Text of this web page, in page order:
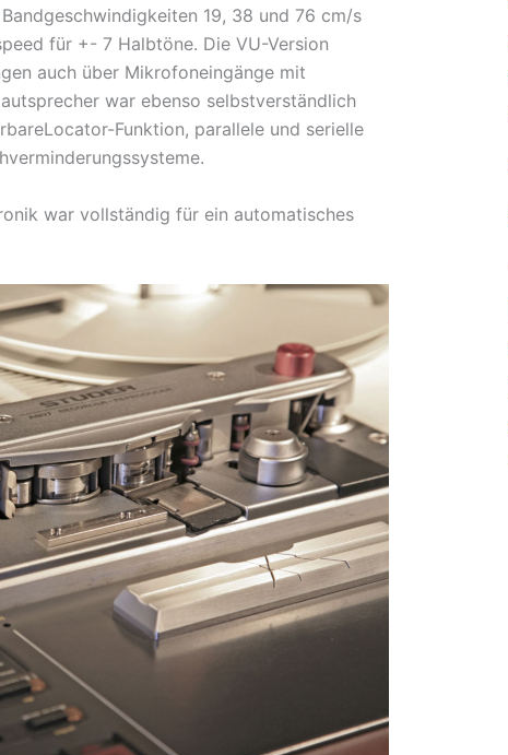
19, 38 und 76 cm/s
für +- 7 Halbtöne. Die VU-Version
auch über Mikrofoneingänge mit
war ebenso selbstverständlich
Funktion, parallele und serielle
war vollständig für ein automatisches